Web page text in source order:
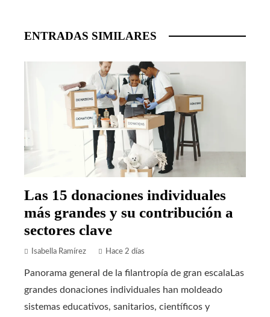
ENTRADAS SIMILARES
Las 15 donaciones individuales
más grandes y su contribución a
sectores clave
Isabella Ramírez Hace 2 días
Panorama general de la filantropía de gran escalaLas
grandes donaciones individuales han moldeado
sistemas educativos, sanitarios, científicos y